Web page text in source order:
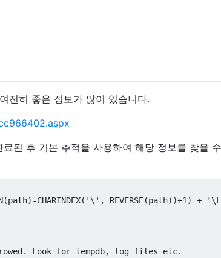
전히 좋은 정보가 많이 있습니다.
된 후 기본 추적을 사용하여 해당 정보를 찾을
(path)-CHARINDEX( '\', REVERSE(path))+1) + ' \
Look for tempdb, log files etc.